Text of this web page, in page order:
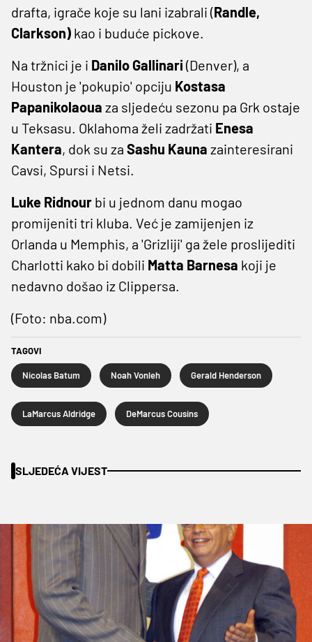
drafta, igrače koje su lani izabrali (Randle,
Clarkson) kao i buduće pickove.
Na tržnici je i Danilo Gallinari (Denver), a
Houston je 'pokupio' opciju Kostasa
Papanikolaoua za sljedeću sezonu pa Grk ostaje
u Teksasu. Oklahoma želi zadržati Enesa
Kantera, dok su za Sashu Kauna zainteresirani
Cavsi, Spursi i Netsi.
Luke Ridnour bi u jednom danu mogao
promijeniti tri kluba. Već je zamijenjen iz
Orlanda u Memphis, a 'Grizliji' ga žele proslijediti
Charlotti kako bi dobili Matta Barnesa koji je
nedavno došao iz Clippersa.
(Foto: nba.com)
TAGOVI
Nicolas Batum Noah Vonleh Gerald Henderson
LaMarcus Aldridge DeMarcus Cousins
SLJEDEĆA VIJEST